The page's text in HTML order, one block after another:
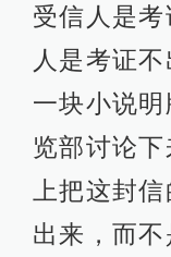
受信人是
人是考证
一块小说
览部讨论
上把这封
出来，而